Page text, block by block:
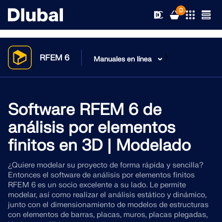
0
Soluciones
Sectores
Áreas de aplicación
Normas
Servicios en línea
Productos
RFEM 6
El único software de análisis por elementos finitos que
necesita para sus proyectos
Más información
Soporte
Soporte
Formación
Servicio
Novedades
Novedades
Formación
Recursos
Descargar versión completa
Formación
RFEM 6 Manuales en línea }
Software RFEM 6 de
análisis por elementos
finitos en 3D | Modelado
¿Quiere modelar su proyecto de forma rápida y sencilla?
Entonces el software de análisis por elementos finitos
RFEM 6 es un socio excelente a su lado. Le permite
modelar, así como realizar el análisis estático y dinámico,
junto con el dimensionamiento de modelos de estructuras
con elementos de barras, placas, muros, placas plegadas,